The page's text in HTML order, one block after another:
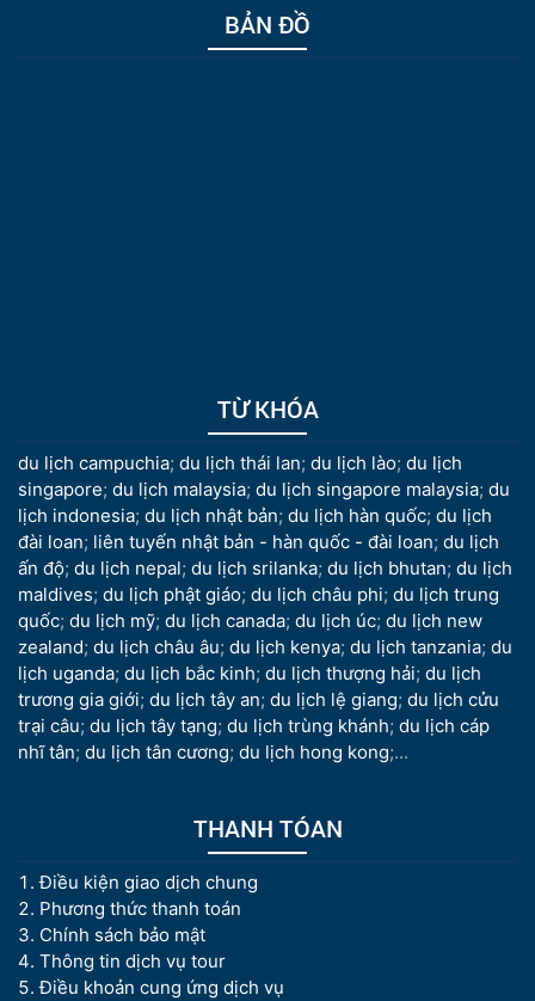
BẢN ĐỒ
TỪ KHÓA
du lịch campuchia; du lịch thái lan; du lịch lào; du lịch
singapore; du lịch malaysia; du lịch singapore malaysia; du
lịch indonesia; du lịch nhật bản; du lịch hàn quốc; du lịch
đài loan; liên tuyến nhật bản - hàn quốc - đài loan; du lịch
ấn độ; du lịch nepal; du lịch srilanka; du lịch bhutan; du lịch
maldives; du lịch phật giáo; du lịch châu phi; du lịch trung
quốc; du lịch mỹ; du lịch canada; du lịch úc; du lịch new
zealand; du lịch châu âu; du lịch kenya; du lịch tanzania; du
lịch uganda; du lịch bắc kinh; du lịch thượng hải; du lịch
trương gia giới; du lịch tây an; du lịch lệ giang; du lịch cửu
trại câu; du lịch tây tạng; du lịch trùng khánh; du lịch cáp
nhĩ tân; du lịch tân cương; du lịch hong kong;...
THANH TÓAN
Điều kiện giao dịch chung
Phương thức thanh toán
Chính sách bảo mật
Thông tin dịch vụ tour
Điều khoản cung ứng dịch vụ